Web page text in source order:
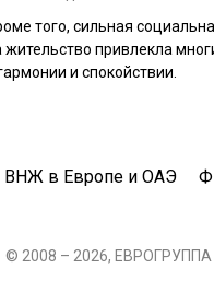
того, сильная
жительство привлекла
и спокойствии.
ВНЖ в Европе и ОАЭ
© 2008 – 2026, ЕВРОГРУППА